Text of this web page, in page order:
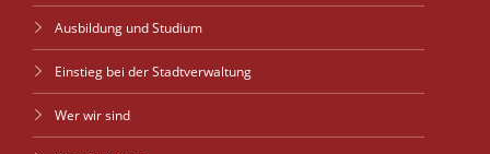
Ausbildung und Studium
Einstieg bei der Stadtverwaltung
Wer wir sind